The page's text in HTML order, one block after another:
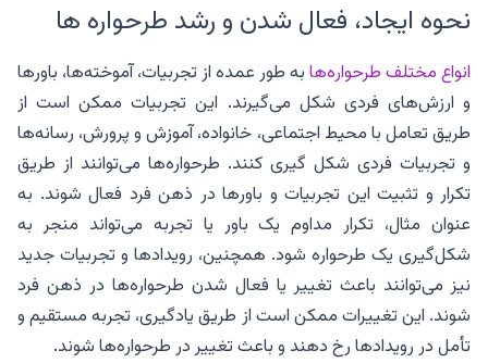
نحوه ایجاد، فعال شدن و رشد طرحواره ها
انواع مختلف طرحواره‌هابه طور عمده از تجربیات، آموخته‌ها، باورها
و ارزش‌های فردی شکل می‌گیرند. این تجربیات ممکن است از
طریق تعامل با محیط اجتماعی، خانواده، آموزش و پرورش، رسانه‌ها
و تجربیات فردی شکل گیری کنند. طرحواره‌ها می‌توانند از طریق
تکرار و تثبیت این تجربیات و باورها در ذهن فرد فعال شوند. به
عنوان مثال، تکرار مداوم یک باور یا تجربه می‌تواند منجر به
شکل‌گیری یک طرحواره شود. همچنین، رویدادها و تجربیات جدید
نیز می‌توانند باعث تغییر یا فعال شدن طرحواره‌ها در ذهن فرد
شوند. این تغییرات ممکن است از طریق یادگیری، تجربه مستقیم و
تأمل در رویدادها رخ دهند و باعث تغییر در طرحواره‌ها شوند.